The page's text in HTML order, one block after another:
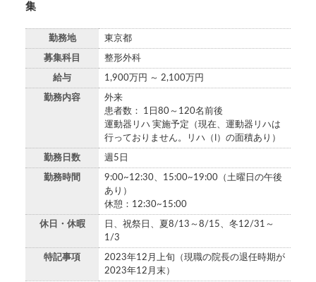
集
勤務地 東京都
募集科目 整形外科
給与 1,900万円 ～ 2,100万円
勤務内容
外来
患者数： 1日80～120名前後
運動器リハ 実施予定（現在、運動器リハは
行っておりません。リハ（Ⅰ）の面積あり）
勤務日数 週5日
勤務時間
9:00~12:30、15:00~19:00（土曜日の午後
あり）
休憩：12:30~15:00
休日・休暇
日、祝祭日、夏8/13～8/15、冬12/31～
1/3
特記事項
2023年12月上旬（現職の院長の退任時期が
2023年12月末）